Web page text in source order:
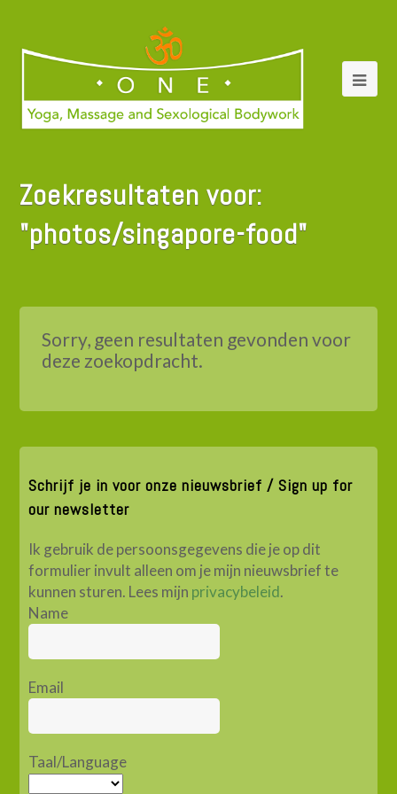
Zoekresultaten voor:
"photos/singapore-food"
Sorry, geen resultaten gevonden voor
deze zoekopdracht.
Schrijf je in voor onze nieuwsbrief / Sign up for
our newsletter
Ik gebruik de persoonsgegevens die je op dit
formulier invult alleen om je mijn nieuwsbrief te
kunnen sturen. Lees mijn privacybeleid.
Name
Email
Taal/Language